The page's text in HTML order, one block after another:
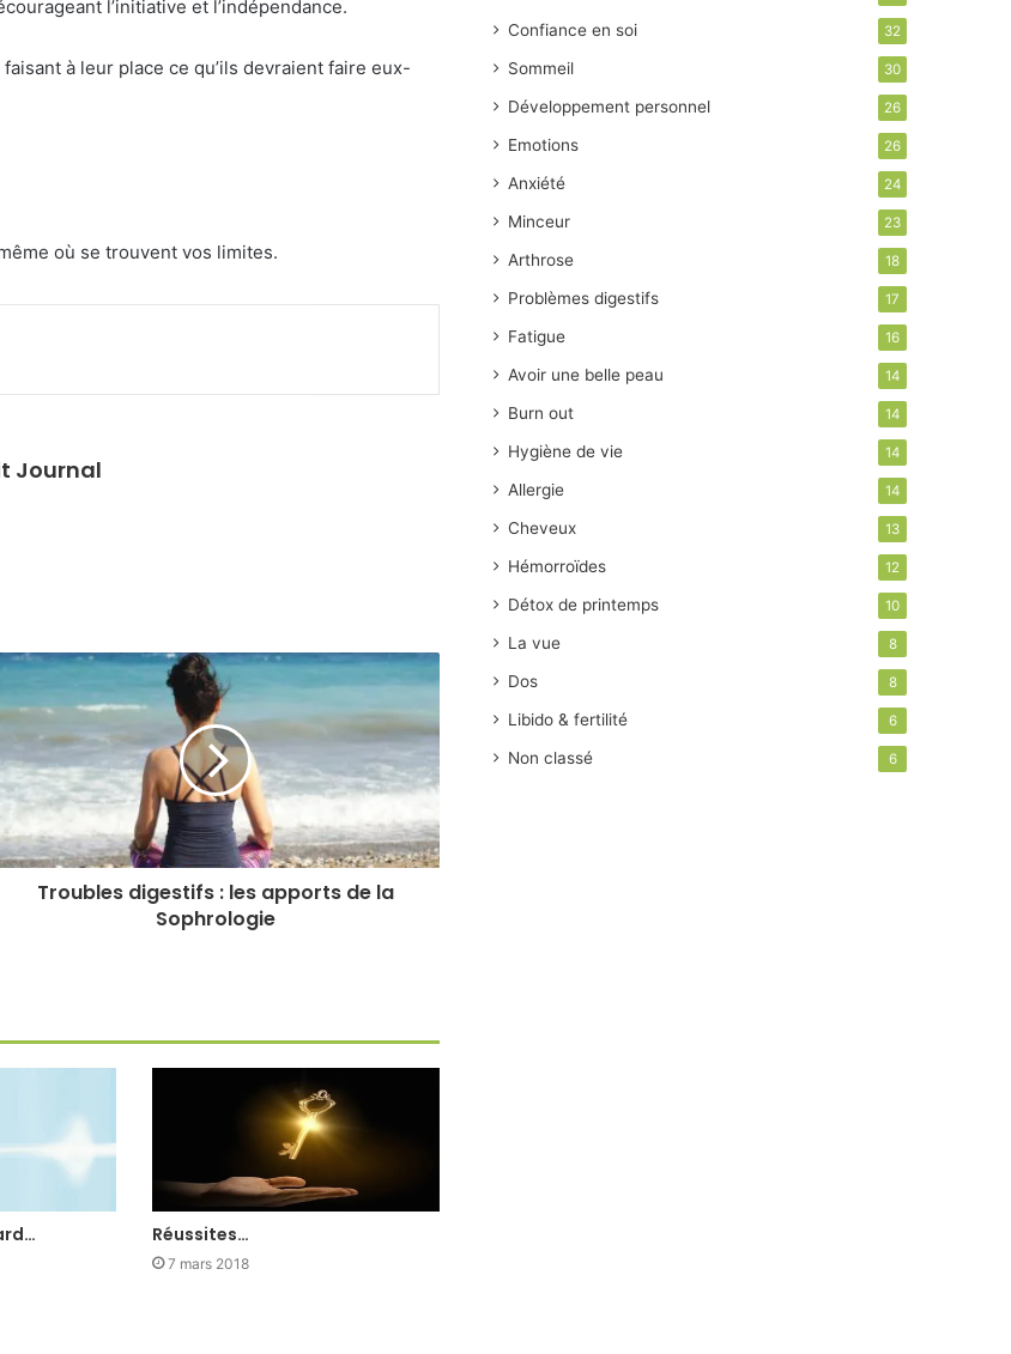
l’initiative et l’indépendance.
à leur place ce qu’ils devraient faire eux-
où se trouvent vos limites.
Journal
Troubles digestifs : les apports de la
Sophrologie
Réussites…
7 mars 2018
Confiance en soi 32
Sommeil 30
Développement personnel 26
Emotions 26
Anxiété 24
Minceur 23
Arthrose 18
Problèmes digestifs 17
Fatigue 16
Avoir une belle peau 14
Burn out 14
Hygiène de vie 14
Allergie 14
Cheveux 13
Hémorroïdes 12
Détox de printemps 10
La vue 8
Dos 8
Libido & fertilité 6
Non classé 6